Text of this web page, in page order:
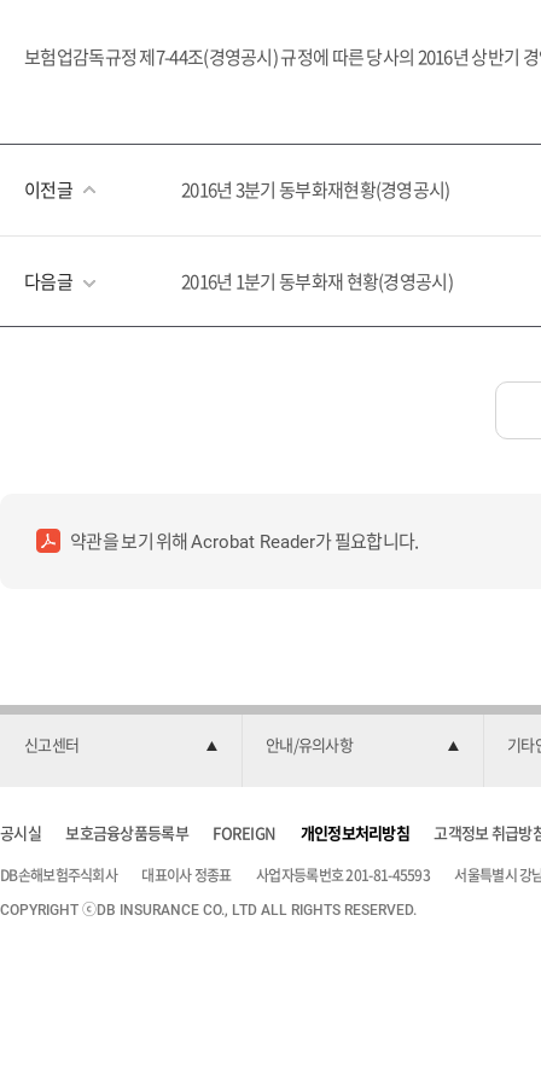
보험업감독규정 제7-44조(경영공시) 규정에 따른 당사의 2016년 상반기
이전글 2016년 3분기 동부화재현황(경영공시)
다음글 2016년 1분기 동부화재 현황(경영공시)
약관을 보기 위해Acrobat Reader가 필요합니다.
신고센터 안내/유의사항 기타
공시실 보호금융상품등록부 FOREIGN 개인정보처리방침 고객정보 취급방
DB손해보험주식회사 대표이사 정종표 사업자등록번호 201-81-45593 서울특별시 강
COPYRIGHT ⓒDB INSURANCE CO., LTD ALL RIGHTS RESERVED.